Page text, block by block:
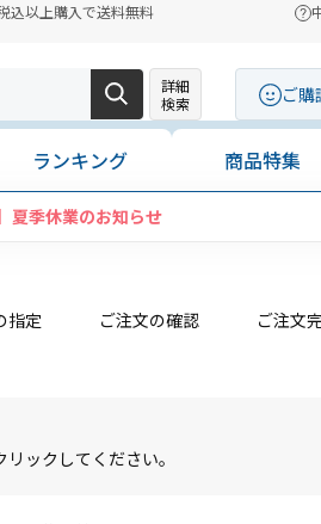
込以上購入で送料無料
詳細
検索
ご
ランキング 商品特集
夏季休業のお知らせ
指定 ご注文の確認 ご注文
ックしてください。